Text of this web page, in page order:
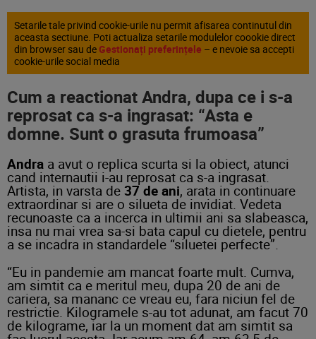
Setarile tale privind cookie-urile nu permit afisarea continutul din
aceasta sectiune. Poti actualiza setarile modulelor coookie direct
din browser sau de Gestionați preferințele – e nevoie sa accepti
cookie-urile social media
Cum a reactionat Andra, dupa ce i s-a
reprosat ca s-a ingrasat: “Asta e
domne. Sunt o grasuta frumoasa”
Andra a avut o replica scurta si la obiect, atunci
cand internautii i-au reprosat ca s-a ingrasat.
Artista, in varsta de 37 de ani, arata in continuare
extraordinar si are o silueta de invidiat. Vedeta
recunoaste ca a incerca in ultimii ani sa slabeasca,
insa nu mai vrea sa-si bata capul cu dietele, pentru
a se incadra in standardele “siluetei perfecte”.
“Eu in pandemie am mancat foarte mult. Cumva,
am simtit ca e meritul meu, dupa 20 de ani de
cariera, sa mananc ce vreau eu, fara niciun fel de
restrictie. Kilogramele s-au tot adunat, am facut 70
de kilograme, iar la un moment dat am simtit sa